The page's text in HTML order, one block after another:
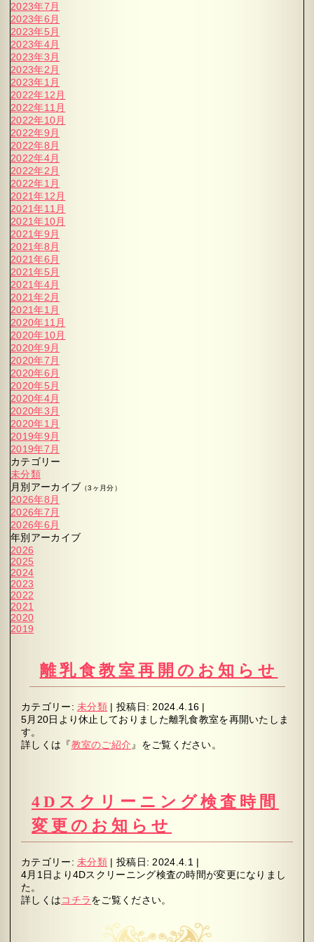
2023年7月
2023年6月
2023年5月
2023年4月
2023年3月
2023年2月
2023年1月
2022年12月
2022年11月
2022年10月
2022年9月
2022年8月
2022年4月
2022年2月
2022年1月
2021年12月
2021年11月
2021年10月
2021年9月
2021年8月
2021年6月
2021年5月
2021年4月
2021年2月
2021年1月
2020年11月
2020年10月
2020年9月
2020年7月
2020年6月
2020年5月
2020年4月
2020年3月
2020年1月
2019年9月
2019年7月
カテゴリー
未分類
月別アーカイブ （3ヶ月分）
2026年8月
2026年7月
2026年6月
年別アーカイブ
2026
2025
2024
2023
2022
2021
2020
2019
離乳食教室再開のお知らせ
カテゴリー:未分類 | 投稿日: 2024.4.16 |
5月20日より休止しておりました離乳食教室を再開いたしま
す。
詳しくは『教室のご紹介 』をご覧ください。
4Dスクリーニング検査時間
変更のお知らせ
カテゴリー:未分類 | 投稿日: 2024.4.1 |
4月1日より4Dスクリーニング検査の時間が変更になりまし
た。
詳しくはコチラをご覧ください。